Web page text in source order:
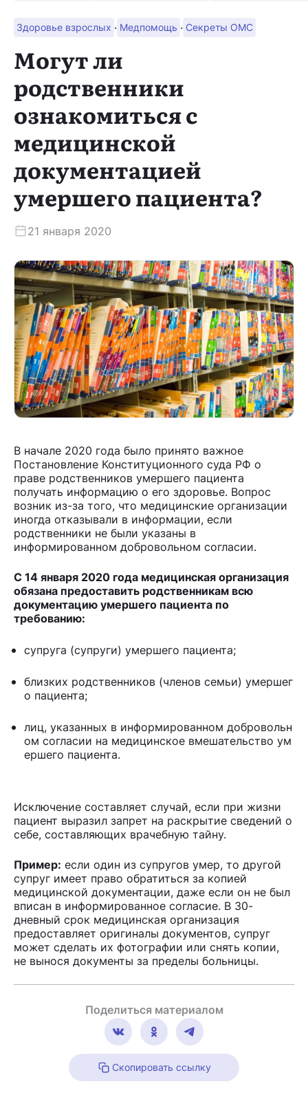
Здоровье взрослых · Медпомощь · Секреты ОМС
Могут ли
родственники
ознакомиться с
медицинской
документацией
умершего пациента?
21 января 2020
В начале 2020 года было принято важное
Постановление Конституционного суда РФ о
праве родственников умершего пациента
получать информацию о его здоровье. Вопрос
возник из-за того, что медицинские организации
иногда отказывали в информации, если
родственники не были указаны в
информированном добровольном согласии.
С 14 января 2020 года медицинская организация
обязана предоставить родственникам всю
документацию умершего пациента по
требованию:
супруга (супруги) умершего пациента;
близких родственников (членов семьи) умершег
о пациента;
лиц, указанных в информированном добровольн
ом согласии на медицинское вмешательство ум
ершего пациента.
Исключение составляет случай, если при жизни
пациент выразил запрет на раскрытие сведений о
себе, составляющих врачебную тайну.
Пример: если один из супругов умер, то другой
супруг имеет право обратиться за копией
медицинской документации, даже если он не был
вписан в информированное согласие. В 30-
дневный срок медицинская организация
предоставляет оригиналы документов, супруг
может сделать их фотографии или снять копии,
не вынося документы за пределы больницы.
Поделиться материалом
Скопировать ссылку